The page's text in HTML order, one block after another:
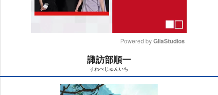
t
Powered by GliaStudios
諏訪部順一
すわべじゅんいち